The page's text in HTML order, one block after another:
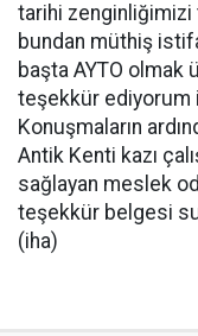
tarihi zenginliğimizi
bundan müthiş
başta AYTO
teşekkür
Konuşmaların
Antik Kenti kazı
sağlayan meslek
teşekkür belgesi
(iha)